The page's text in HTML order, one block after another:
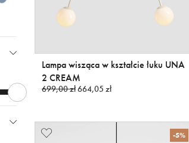
Lampa wisząca w kształcie łuku UNA
2 CREAM
699,00 zł664,05 zł
-5%